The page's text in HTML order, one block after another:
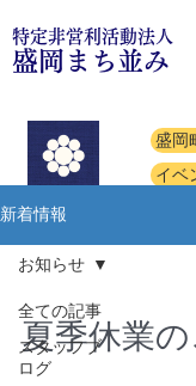
特定非営利活動法人
盛岡まち並み
盛岡
イベ
新着情報
全ての記事
スタッフブ
ログ
お知らせ
夏季休業